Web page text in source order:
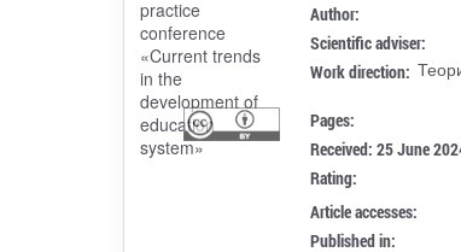
Author:
Scientific adviser:
Work direction:
Pages:
Received: 25 June
Rating:
Article accesses:
Published in: